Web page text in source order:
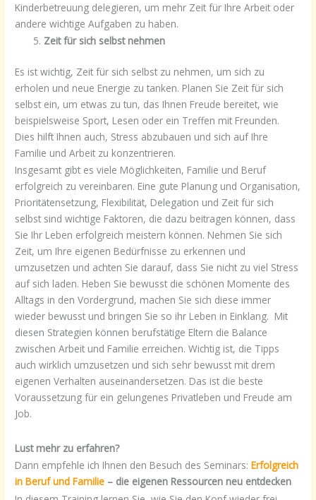
Kinderbetreuung delegieren, um mehr Zeit für Ihre Arbeit oder
andere wichtige Aufgaben zu haben.
Zeit für sich selbst nehmen
Es ist wichtig, Zeit für sich selbst zu nehmen, um sich zu
erholen und neue Energie zu tanken. Planen Sie Zeit für sich
selbst ein, um etwas zu tun, das Ihnen Freude bereitet, wie
beispielsweise Sport, Lesen oder ein Treffen mit Freunden.
Dies hilft Ihnen auch, Stress abzubauen und sich auf Ihre
Familie und Arbeit zu konzentrieren.
Insgesamt gibt es viele Möglichkeiten, Familie und Beruf
erfolgreich zu vereinbaren. Eine gute Planung und Organisation,
Prioritätensetzung, Flexibilität, Delegation und Zeit für sich
selbst sind wichtige Faktoren, die dazu beitragen können, dass
Sie Ihr Leben erfolgreich meistern können. Nehmen Sie sich
Zeit, um Ihre eigenen Bedürfnisse zu erkennen und
umzusetzen und achten Sie darauf, dass Sie nicht zu viel Stress
auf sich laden. Heben Sie bewusst die schönen Momente des
Alltags in den Vordergrund, machen Sie sich diese immer
wieder bewusst und bringen Sie so ihr Leben in Einklang. Mit
diesen Strategien können berufstätige Eltern die Balance
zwischen Arbeit und Familie erreichen. Wichtig ist, die Tipps
auch wirklich umzusetzen und sich sehr bewusst mit drem
eigenen Verhalten auseinandersetzen. Das ist die beste
Voraussetzung für ein gelungenes Privatleben und Freude am
Job.
Lust mehr zu erfahren?
Dann empfehle ich Ihnen den Besuch des Seminars:Erfolgreich
in Beruf und Familie – die eigenen Ressourcen neu entdecken